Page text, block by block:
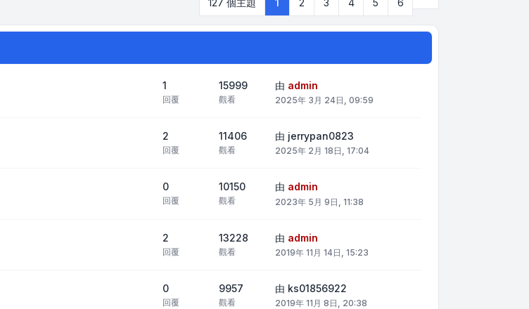
127 個主題 1 2 3 4 5 6
1
回覆
15999
觀看
由 admin
2025年 3月 24日, 09:59
2
回覆
11406
觀看
由 jerrypan0823
2025年 2月 18日, 17:04
0
回覆
10150
觀看
由 admin
2023年 5月 9日, 11:38
2
回覆
13228
觀看
由 admin
2019年 11月 14日, 15:23
0
回覆
9957
觀看
由 ks01856922
2019年 11月 8日, 20:38